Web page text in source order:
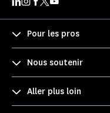
Pour les pros
Nous soutenir
Aller plus loin